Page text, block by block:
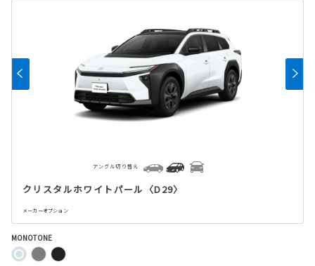
クリスタルホワイトパール〈D29〉
メーカーオプション
アングル切り替え
MONOTONE